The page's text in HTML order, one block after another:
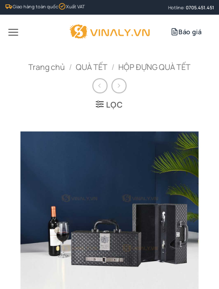
Bỏ
qua
nội
Giao hàng toàn quốc Xuất VAT Hotline: 0705.451.451
Báo giá
Trang chủ / QUÀ TẾT / HỘP ĐỰNG QUÀ TẾT
LỌC